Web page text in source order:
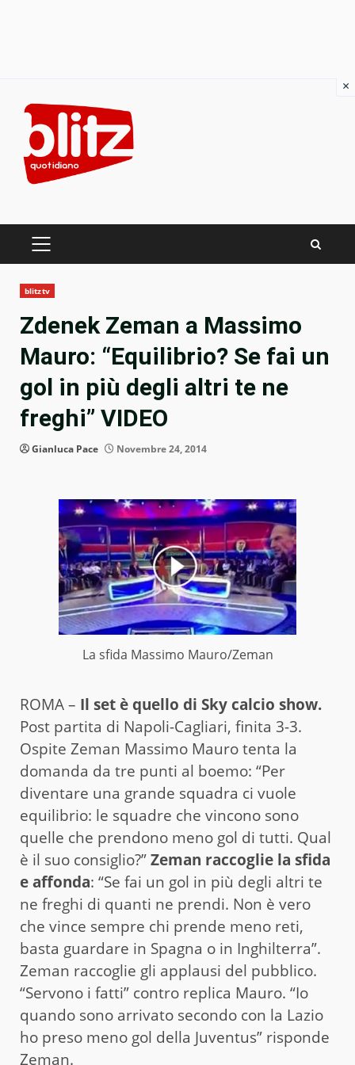
content
PRIMARY
blitztv
Zdenek Zeman a Massimo
Mauro: “Equilibrio? Se fai un
gol in più degli altri te ne
freghi” VIDEO
Gianluca Pace Novembre 24, 2014
La sfida Massimo Mauro/Zeman
ROMA – Il set è quello di Sky calcio show.
Post partita di Napoli-Cagliari, finita 3-3.
Ospite Zeman Massimo Mauro tenta la
domanda da tre punti al boemo: “Per
diventare una grande squadra ci vuole
equilibrio: le squadre che vincono sono
quelle che prendono meno gol di tutti. Qual
è il suo consiglio?”Zeman raccoglie la sfida
e affonda: “Se fai un gol in più degli altri te
ne freghi di quanti ne prendi. Non è vero
che vince sempre chi prende meno reti,
basta guardare in Spagna o in Inghilterra”.
Zeman raccoglie gli applausi del pubblico.
“Servono i fatti” contro replica Mauro. “Io
quando sono arrivato secondo con la Lazio
ho preso meno gol della Juventus” risponde
Zeman.
×